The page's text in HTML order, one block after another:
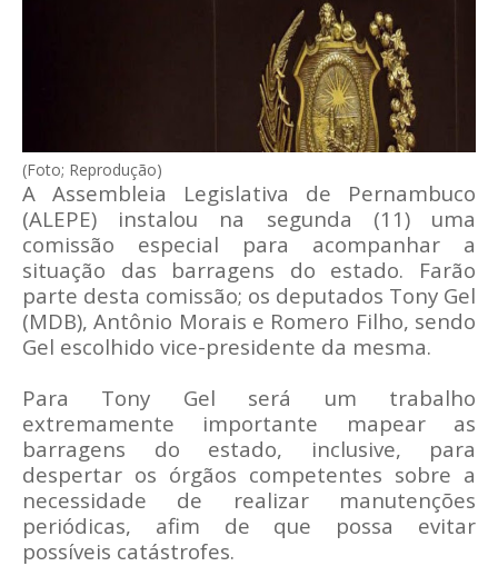
(Foto; Reprodução)
A Assembleia Legislativa de Pernambuco
(ALEPE) instalou na segunda (11) uma
comissão especial para acompanhar a
situação das barragens do estado. Farão
parte desta comissão; os deputados Tony Gel
(MDB), Antônio Morais e Romero Filho, sendo
Gel escolhido vice-presidente da mesma.
Para Tony Gel será um trabalho
extremamente importante mapear as
barragens do estado, inclusive, para
despertar os órgãos competentes sobre a
necessidade de realizar manutenções
periódicas, afim de que possa evitar
possíveis catástrofes.